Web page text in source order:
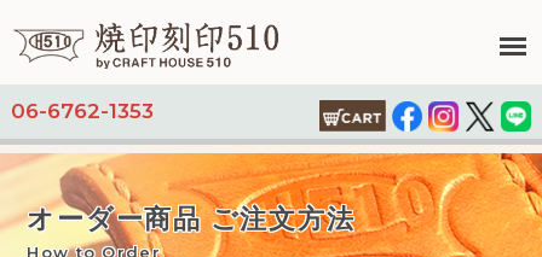
06-6762-1353
オーダー商品 ご注文方法
How to Order